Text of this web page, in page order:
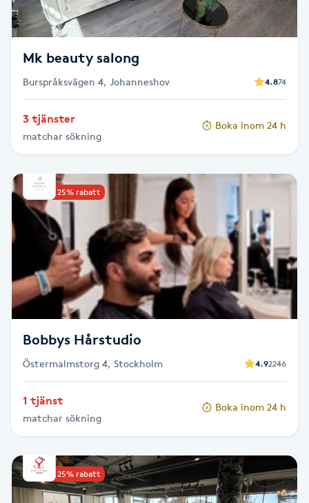
Megavolymfransar
Melasma
Mesoterapi
MicroPen
Mixfransar
N
Nagelförlängning
Nagelförlängning akryl
Nagelförlängning gelé
Nagelförlängning silke
Nagelförstärkning
Nagelklippning
Mk beauty salong
Burspråksvägen 4, Johanneshov 4.874
3 tjänster
matchar sökning
Boka inom 24 h
Upp till 25% rabatt
Bobbys Hårstudio
Östermalmstorg 4, Stockholm 4.92246
1 tjänst
matchar sökning
Boka inom 24 h
Upp till 25% rabatt